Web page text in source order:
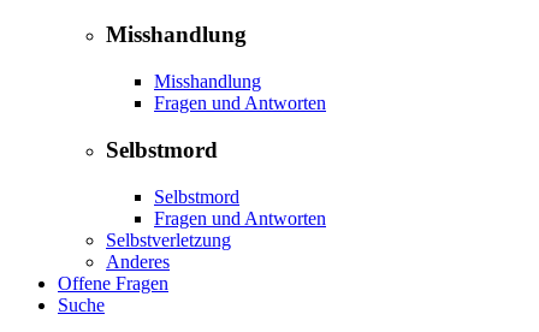
Misshandlung
Misshandlung
Fragen und Antworten
Selbstmord
Selbstmord
Fragen und Antworten
Selbstverletzung
Anderes
Offene Fragen
Suche